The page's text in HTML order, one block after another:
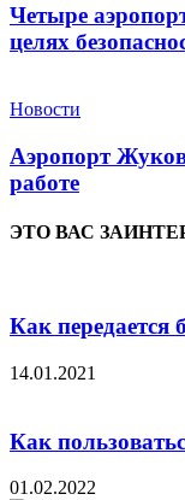
Четыре
целях
Новости
Аэропорт
работе
ЭТО ВАС
Как передается
14.01.2021
Как
01.02.2022